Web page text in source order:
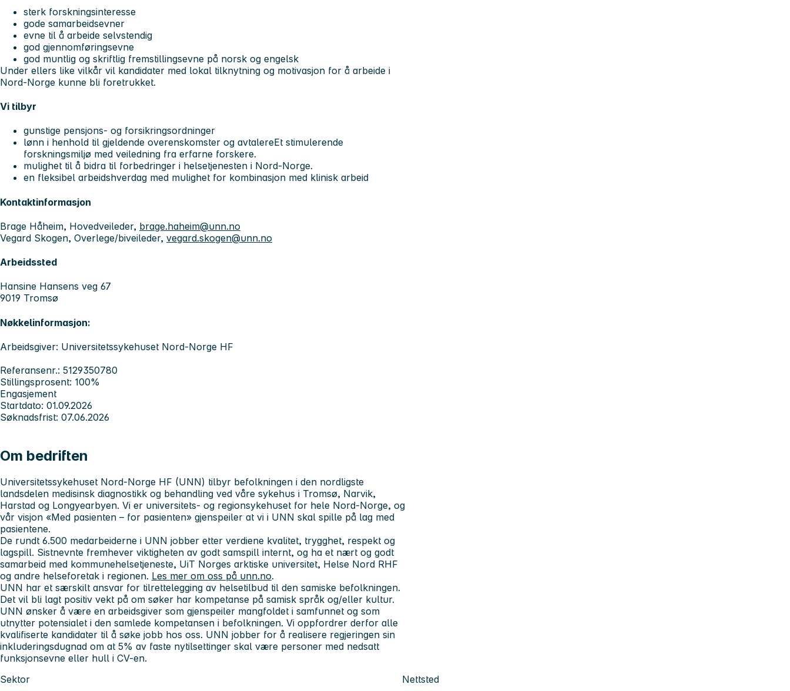
sterk forskningsinteresse
gode samarbeidsevner
evne til å arbeide selvstendig
god gjennomføringsevne
god muntlig og skriftlig fremstillingsevne på norsk og engelsk
Under ellers like vilkår vil kandidater med lokal tilknytning og motivasjon for å arbeide i
Nord-Norge kunne bli foretrukket.
Vi tilbyr
gunstige pensjons- og forsikringsordninger
lønn i henhold til gjeldende overenskomster og avtalereEt stimulerende
forskningsmiljø med veiledning fra erfarne forskere.
mulighet til å bidra til forbedringer i helsetjenesten i Nord-Norge.
en fleksibel arbeidshverdag med mulighet for kombinasjon med klinisk arbeid
Kontaktinformasjon
Brage Håheim, Hovedveileder, brage.haheim@unn.no
Vegard Skogen, Overlege/biveileder, vegard.skogen@unn.no
Arbeidssted
Hansine Hansens veg 67
9019 Tromsø
Nøkkelinformasjon:
Arbeidsgiver: Universitetssykehuset Nord-Norge HF
Referansenr.: 5129350780
Stillingsprosent: 100%
Engasjement
Startdato: 01.09.2026
Søknadsfrist: 07.06.2026
Om bedriften
Universitetssykehuset Nord-Norge HF (UNN) tilbyr befolkningen i den nordligste
landsdelen medisinsk diagnostikk og behandling ved våre sykehus i Tromsø, Narvik,
Harstad og Longyearbyen. Vi er universitets- og regionsykehuset for hele Nord-Norge, og
vår visjon «Med pasienten – for pasienten» gjenspeiler at vi i UNN skal spille på lag med
pasientene.
De rundt 6.500 medarbeiderne i UNN jobber etter verdiene kvalitet, trygghet, respekt og
lagspill. Sistnevnte fremhever viktigheten av godt samspill internt, og ha et nært og godt
samarbeid med kommunehelsetjeneste, UiT Norges arktiske universitet, Helse Nord RHF
og andre helseforetak i regionen. Les mer om oss på unn.no.
UNN har et særskilt ansvar for tilrettelegging av helsetilbud til den samiske befolkningen.
Det vil bli lagt positiv vekt på om søker har kompetanse på samisk språk og/eller kultur.
UNN ønsker å være en arbeidsgiver som gjenspeiler mangfoldet i samfunnet og som
utnytter potensialet i den samlede kompetansen i befolkningen. Vi oppfordrer derfor alle
kvalifiserte kandidater til å søke jobb hos oss. UNN jobber for å realisere regjeringen sin
inkluderingsdugnad om at 5% av faste nytilsettinger skal være personer med nedsatt
funksjonsevne eller hull i CV-en.
Sektor
Nettsted